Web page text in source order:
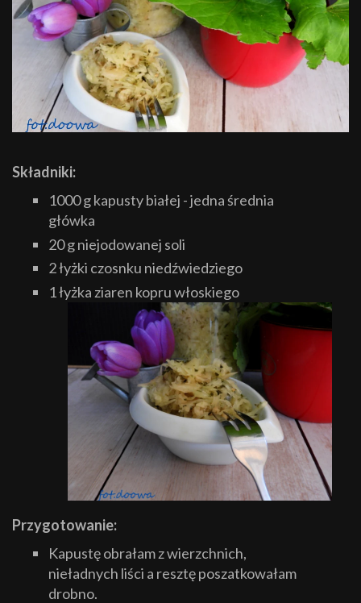
Składniki:
1000 g kapusty białej - jedna średnia
główka
20 g niejodowanej soli
2 łyżki czosnku niedźwiedziego
1 łyżka ziaren kopru włoskiego
Przygotowanie:
Kapustę obrałam z wierzchnich,
nieładnych liści a resztę poszatkowałam
drobno.